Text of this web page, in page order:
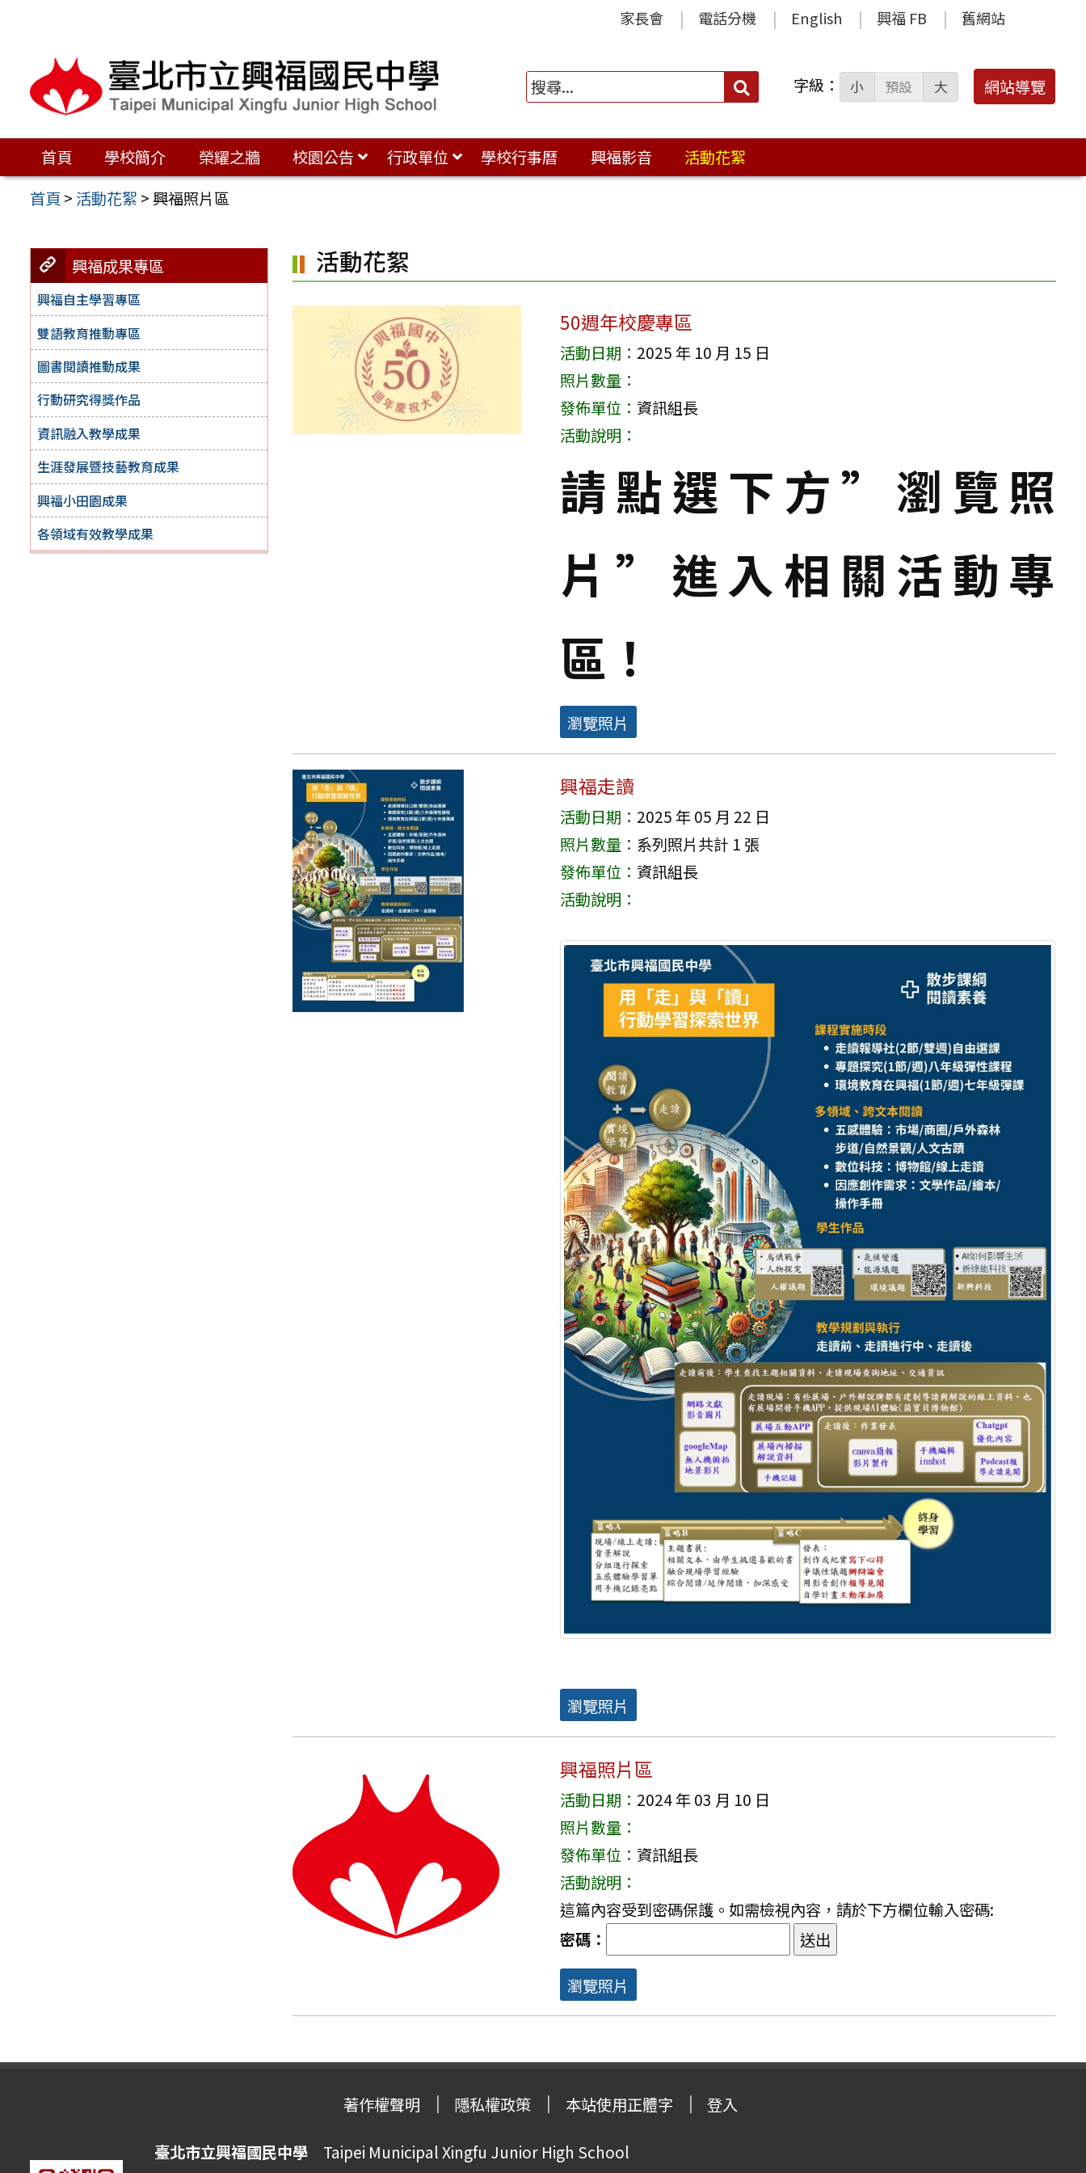
區
家長會 電話分機 English 興福 FB 舊網站
搜
字級： 小 預設 大 網站導覽
首頁 學校簡介 榮耀之牆 校園公告 行政單位 學校行事曆 興福影音
活動花絮
首頁 > 活動花絮 > 興福照片區
興福成果專區
興福自主學習專區
雙語教育推動專區
圖書閱讀推動成果
行動研究得獎作品
資訊融入教學成果
生涯發展暨技藝教育成果
興福小田園成果
各領域有效教學成果
活動花絮
50週年校慶專區
活動日期： 2025 年 10 月 15 日
照片數量：
發佈單位： 資訊組長
活動說明：
請點選下方”瀏覽照
片”進入相關活動專
區！
瀏覽照片
興福走讀
活動日期： 2025 年 05 月 22 日
照片數量： 系列照片共計 1 張
發佈單位： 資訊組長
活動說明：
瀏覽照片
興福照片區
活動日期： 2024 年 03 月 10 日
照片數量：
發佈單位： 資訊組長
活動說明：
這篇內容受到密碼保護。如需檢視內容，請於下方欄位輸入密碼:
密碼：
送出
瀏覽照片
著作權聲明 隱私權政策 本站使用正體字 登入
臺北市立興福國民中學Taipei Municipal Xingfu Junior High School